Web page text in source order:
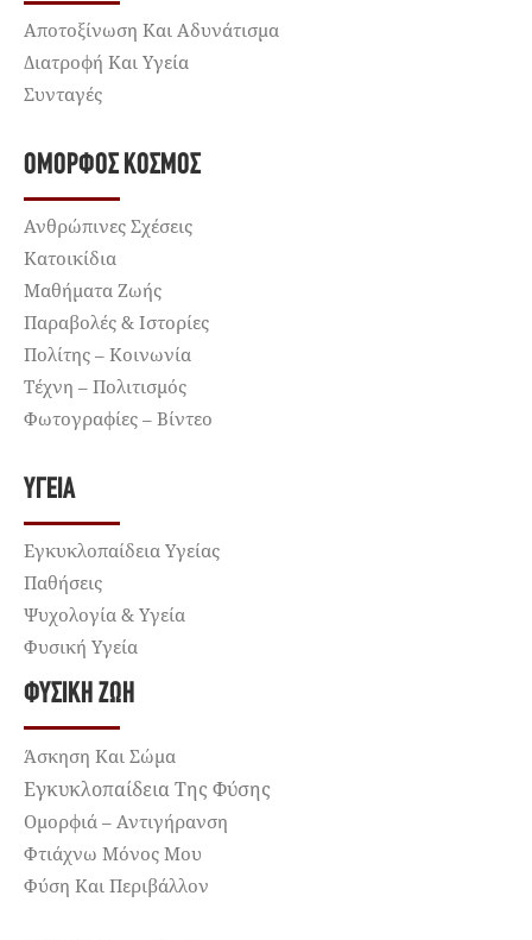
Αποτοξίνωση Και Αδυνάτισμα
Διατροφή Και Υγεία
Συνταγές
ΌΜΟΡΦΟΣ ΚΌΣΜΟΣ
Ανθρώπινες Σχέσεις
Κατοικίδια
Μαθήματα Ζωής
Παραβολές & Ιστορίες
Πολίτης – Κοινωνία
Τέχνη – Πολιτισμός
Φωτογραφίες – Βίντεο
ΥΓΕΊΑ
Εγκυκλοπαίδεια Υγείας
Παθήσεις
Ψυχολογία & Υγεία
Φυσική Υγεία
ΦΥΣΙΚΉ ΖΩΉ
Άσκηση Και Σώμα
Εγκυκλοπαίδεια Της Φύσης
Ομορφιά – Αντιγήρανση
Φτιάχνω Μόνος Μου
Φύση Και Περιβάλλον